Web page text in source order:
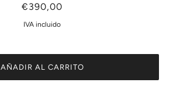
€390,00
IVA incluido
AÑADIR AL CARRITO